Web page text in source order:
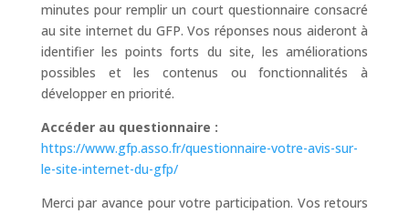
minutes pour remplir un court questionnaire consacré
au site internet du GFP. Vos réponses nous aideront à
identifier les points forts du site, les améliorations
possibles et les contenus ou fonctionnalités à
développer en priorité.
Accéder au questionnaire :
https://www.gfp.asso.fr/questionnaire-votre-avis-sur-
le-site-internet-du-gfp/
Merci par avance pour votre participation. Vos retours